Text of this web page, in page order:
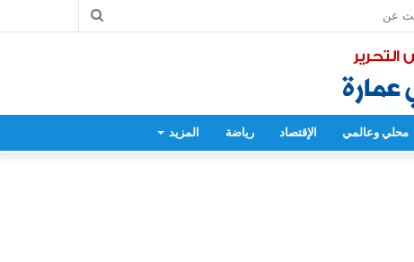
بحث
محلي وعالمي الإقتصاد رياضة المزيد